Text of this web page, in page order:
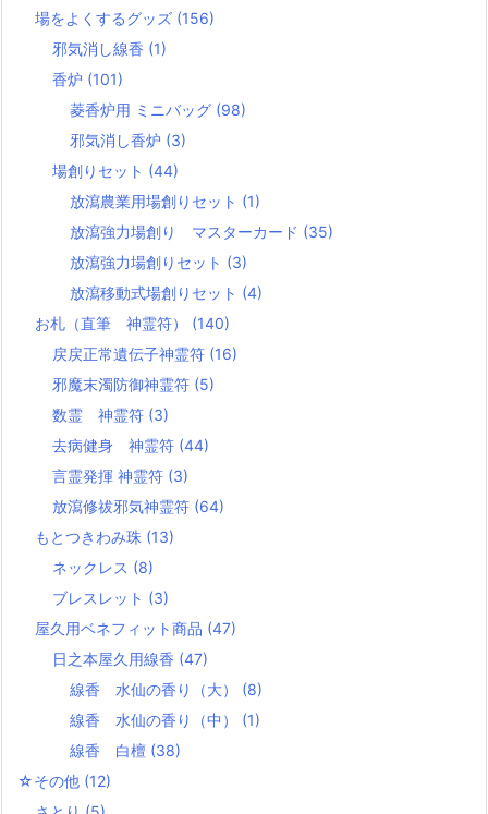
場をよくするグッズ (156)
邪気消し線香 (1)
香炉 (101)
菱香炉用 ミニバッグ (98)
邪気消し香炉 (3)
場創りセット (44)
放瀉農業用場創りセット (1)
放瀉強力場創り マスターカード (35)
放瀉強力場創りセット (3)
放瀉移動式場創りセット (4)
お札（直筆 神霊符） (140)
戻戻正常遺伝子神霊符 (16)
邪魔末濁防御神霊符 (5)
数霊 神霊符 (3)
去病健身 神霊符 (44)
言霊発揮 神霊符 (3)
放瀉修祓邪気神霊符 (64)
もとつきわみ珠 (13)
ネックレス (8)
ブレスレット (3)
屋久用ベネフィット商品 (47)
日之本屋久用線香 (47)
線香 水仙の香り（大） (8)
線香 水仙の香り（中） (1)
線香 白檀 (38)
☆その他 (12)